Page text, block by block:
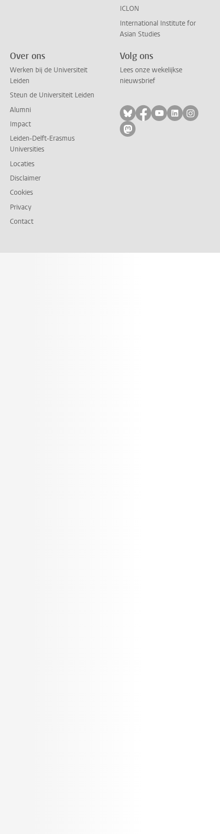
ICLON
International Institute for
Asian Studies
Over ons
Werken bij de Universiteit
Leiden
Steun de Universiteit Leiden
Alumni
Impact
Leiden-Delft-Erasmus
Universities
Locaties
Disclaimer
Cookies
Privacy
Contact
Volg ons
Lees onze wekelijkse
nieuwsbrief
Volg ons op bluesky
Volg ons op
Volg ons op
Volg ons
Volg
Volg ons op mastodon